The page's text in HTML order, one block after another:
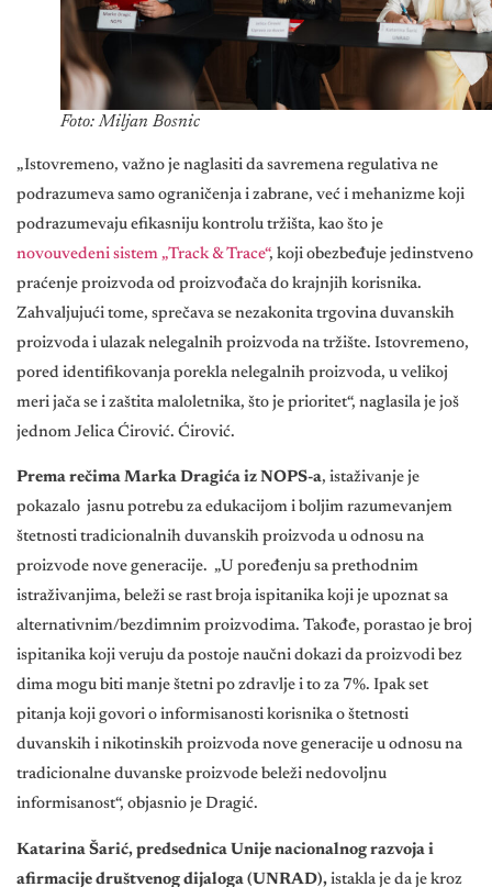
Foto: Miljan Bosnic
„Istovremeno, važno je naglasiti da savremena regulativa ne
podrazumeva samo ograničenja i zabrane, već i mehanizme koji
podrazumevaju efikasniju kontrolu tržišta, kao što je
novouvedeni sistem „Track & Trace“, koji obezbeđuje jedinstveno
praćenje proizvoda od proizvođača do krajnjih korisnika.
Zahvaljujući tome, sprečava se nezakonita trgovina duvanskih
proizvoda i ulazak nelegalnih proizvoda na tržište. Istovremeno,
pored identifikovanja porekla nelegalnih proizvoda, u velikoj
meri jača se i zaštita maloletnika, što je prioritet“, naglasila je još
jednom Jelica Ćirović. Ćirović.
Prema rečima Marka Dragića iz NOPS-a, istaživanje je
pokazalo jasnu potrebu za edukacijom i boljim razumevanjem
štetnosti tradicionalnih duvanskih proizvoda u odnosu na
proizvode nove generacije. „U poređenju sa prethodnim
istraživanjima, beleži se rast broja ispitanika koji je upoznat sa
alternativnim/bezdimnim proizvodima. Takođe, porastao je broj
ispitanika koji veruju da postoje naučni dokazi da proizvodi bez
dima mogu biti manje štetni po zdravlje i to za 7%. Ipak set
pitanja koji govori o informisanosti korisnika o štetnosti
duvanskih i nikotinskih proizvoda nove generacije u odnosu na
tradicionalne duvanske proizvode beleži nedovoljnu
informisanost“, objasnio je Dragić.
Katarina Šarić, predsednica Unije nacionalnog razvoja i
afirmacije društvenog dijaloga (UNRAD), istakla je da je kroz